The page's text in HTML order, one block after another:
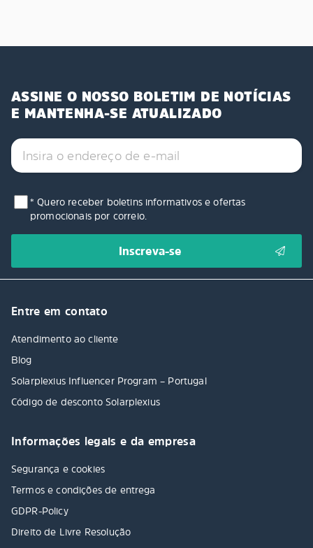
ASSINE O NOSSO BOLETIM DE NOTÍCIAS
E MANTENHA-SE ATUALIZADO
* Quero receber boletins informativos e ofertas
promocionais por correio.
Entre em contato
Atendimento ao cliente
Blog
Solarplexius Influencer Program – Portugal
Código de desconto Solarplexius
Informações legais e da empresa
Segurança e cookies
Termos e condições de entrega
GDPR-Policy
Direito de Livre Resolução